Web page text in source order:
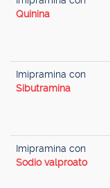
Quinina
Imipramina con
Sibutramina
Imipramina con
Sodio valproato